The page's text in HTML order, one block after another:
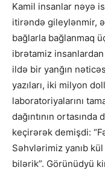
Kamil insanlar nəyə
itirəndə gileylənmir,
bağlarla bağlanmaq
ibrətamiz
ildə bir yanğın
yazıları, iki milyon
laboratoriyalarını
dağıntının
keçirərək demişdi:
Səhvlərimiz yanıb
bilərik”. Görünüdyü